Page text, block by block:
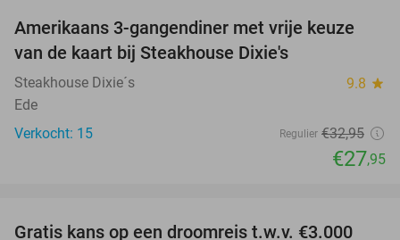
15%
TODAY
Amerikaans 3-gangendiner met vrije keuze
van de kaart bij Steakhouse Dixie's
Steakhouse Dixie´s 9.8 star
Ede
Verkocht: 15
Regulier €32,95
€27,95
Gratis kans op een droomreis t.w.v. €3.000